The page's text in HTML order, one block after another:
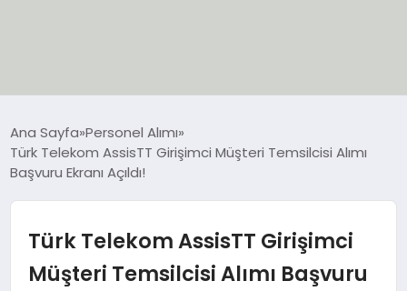
EKONOMİ
Ana Sayfa Personel Alımı
Türk Telekom AssisTT Girişimci Müşteri Temsilcisi Alımı
Başvuru Ekranı Açıldı!
Türk Telekom AssisTT Girişimci
Müşteri Temsilcisi Alımı Başvuru